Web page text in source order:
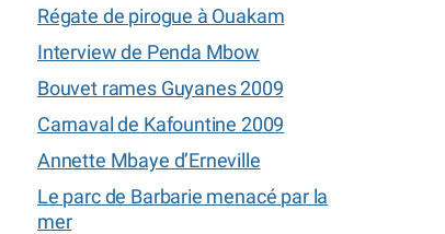
Régate de pirogue à Ouakam
Interview de Penda Mbow
Bouvet rames Guyanes 2009
Carnaval de Kafountine 2009
Annette Mbaye d’Erneville
Le parc de Barbarie menacé par la
mer